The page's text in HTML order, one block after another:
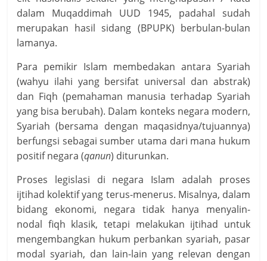
dalam Muqaddimah UUD 1945, padahal sudah
merupakan hasil sidang (BPUPK) berbulan-bulan
lamanya.
Para pemikir Islam membedakan antara Syariah
(wahyu ilahi yang bersifat universal dan abstrak)
dan Fiqh (pemahaman manusia terhadap Syariah
yang bisa berubah). Dalam konteks negara modern,
Syariah (bersama dengan maqasidnya/tujuannya)
berfungsi sebagai sumber utama dari mana hukum
positif negara (qanun) diturunkan.
Proses legislasi di negara Islam adalah proses
ijtihad kolektif yang terus-menerus. Misalnya, dalam
bidang ekonomi, negara tidak hanya menyalin-
nodal fiqh klasik, tetapi melakukan ijtihad untuk
mengembangkan hukum perbankan syariah, pasar
modal syariah, dan lain-lain yang relevan dengan